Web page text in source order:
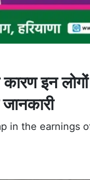
इन
in the earnings